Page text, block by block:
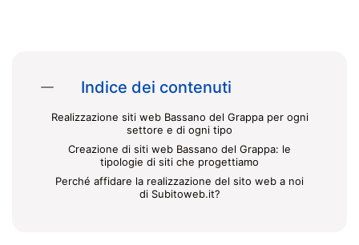
Indice dei contenuti
Realizzazione siti web Bassano del Grappa per ogni
settore e di ogni tipo
Creazione di siti web Bassano del Grappa: le
tipologie di siti che progettiamo
Perché affidare la realizzazione del sito web a noi
di Subitoweb.it?